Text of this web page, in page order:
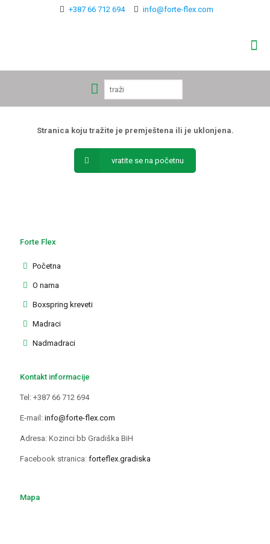
+387 66 712 694 info@forte-flex.com
Stranica koju tražite je premještena ili je uklonjena.
vratite se na početnu
Forte Flex
Početna
O nama
Boxspring kreveti
Madraci
Nadmadraci
Kontakt informacije
Tel: +387 66 712 694
E-mail: info@forte-flex.com
Adresa: Kozinci bb Gradiška BiH
Facebook stranica: forteflex.gradiska
Mapa